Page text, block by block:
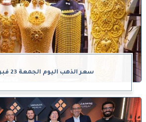
سعر الذهب اليوم الجمعة 23 فبراير 2024